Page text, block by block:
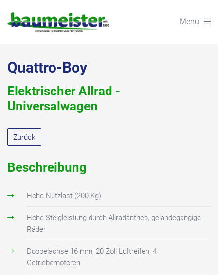
Menü
Quattro-Boy
Elektrischer Allrad -
Universalwagen
Zurück
Beschreibung
Hohe Nutzlast (200 Kg)
Hohe Steigleistung durch Allradantrieb, geländegängige
Räder
Doppelachse 16 mm, 20 Zoll Luftreifen, 4
Getriebemotoren